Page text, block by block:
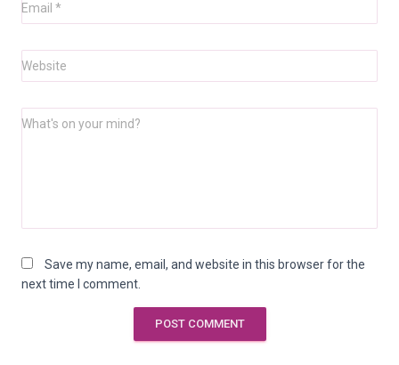
Email *
Website
What's on your mind?
Save my name, email, and website in this browser for the
next time I comment.